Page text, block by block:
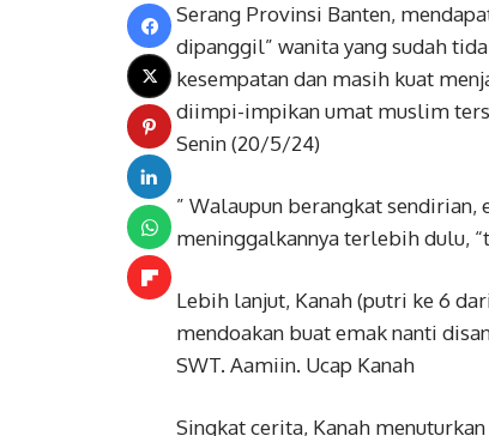
Serang Provinsi Banten,
dipanggil” wanita yang sudah
kesempatan dan masih kuat
diimpi-impikan umat muslim
Senin (20/5/24)
” Walaupun berangkat sendirian,
meninggalkannya terlebih dulu,
Lebih lanjut, Kanah (putri ke 6
mendoakan buat emak nanti
SWT. Aamiin. Ucap Kanah
Singkat cerita, Kanah